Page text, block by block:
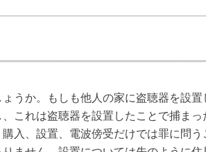
うか。もしも他人の家に盗聴器を設置
これは盗聴器を設置したことで捕まっ
入、設置、電波傍受だけでは罪に問う